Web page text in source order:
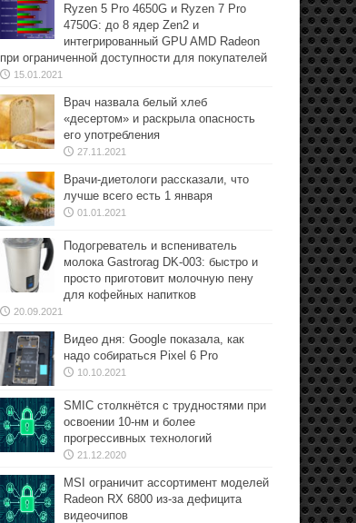
Ryzen 5 Pro 4650G и Ryzen 7 Pro
4750G: до 8 ядер Zen2 и
интегрированный GPU AMD Radeon
при ограниченной доступности для покупателей
15.01.2021
Врач назвала белый хлеб
«десертом» и раскрыла опасность
его употребления
27.11.2021
Врачи-диетологи рассказали, что
лучше всего есть 1 января
01.01.2021
Подогреватель и вспениватель
молока Gastrorag DK-003: быстро и
просто приготовит молочную пену
для кофейных напитков
20.09.2021
Видео дня: Google показала, как
надо собираться Pixel 6 Pro
10.10.2021
SMIC столкнётся с трудностями при
освоении 10-нм и более
прогрессивных технологий
21.12.2020
MSI ограничит ассортимент моделей
Radeon RX 6800 из-за дефицита
видеочипов